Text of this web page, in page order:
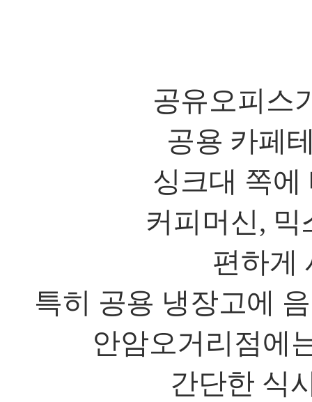
공유오피스
공용 카페
싱크대 쪽에
커피머신, 믹
편하게
특히 공용 냉장고에
안암오거리점에
간단한 식